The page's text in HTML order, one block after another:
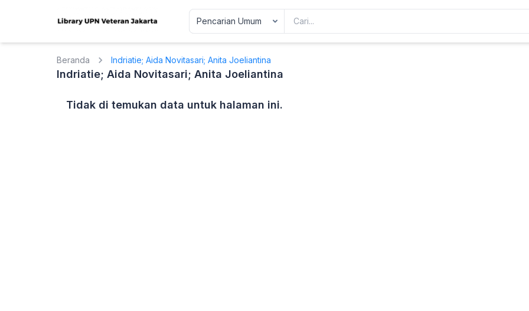
Beranda Indriatie; Aida Novitasari; Anita Joeliantina
Indriatie; Aida Novitasari; Anita Joeliantina
Tidak di temukan data untuk halaman ini.